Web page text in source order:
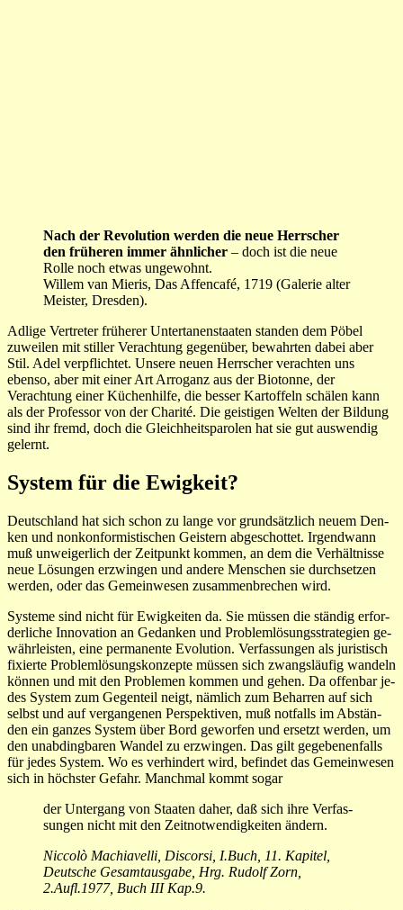
Nach der Revolution werden die neue Herrscher
den früheren immer ähnlicher – doch ist die neue
Rolle noch etwas ungewohnt.
Willem van Mieris, Das Affencafé, 1719 (Galerie alter
Meister, Dresden).
Adlige Vertreter früherer Untertanenstaaten standen dem Pöbel
zuweilen mit stiller Verachtung gegenüber, bewahrten dabei aber
Stil. Adel verpflichtet. Unsere neuen Herrscher verachten uns
ebenso, aber mit einer Art Arroganz aus der Biotonne, der
Verachtung einer Küchenhilfe, die besser Kartoffeln schälen kann
als der Professor von der Charité. Die geistigen Welten der Bildung
sind ihr fremd, doch die Gleichheitsparolen hat sie gut auswendig
gelernt.
System für die Ewigkeit?
Deutschland hat sich schon zu lange vor grundsätz­lich neuem Den­­
ken und non­kon­formisti­schen Gei­stern ab­ge­schottet. Irgendwann
muß un­weigerlich der Zeit­punkt kom­­men, an dem die Verhält­nisse
neue Lösungen erzwingen und andere Me­n­sc­hen sie durchsetzen
wer­den, oder das Gemein­wesen zu­sam­­men­bre­chen wird.
Systeme sind nicht für Ewigkeiten da. Sie müssen die stän­dig er­for­
der­­li­che Inno­va­tion an Ge­danken und Problemlö­sungsstrate­gien ge­­
währ­­leisten, eine per­manente Evo­lu­tion. Ver­fas­sungen als juristisch
fi­xier­­te Pro­blem­lö­sungs­kon­zepte müssen sich zwangs­läufig wan­deln
kön­­nen und mit den Pro­ble­men kommen und gehen. Da offen­bar je­
des Sy­­­stem zum Geg­en­teil neigt, näm­lich zum Beharren auf sich
selbst und auf vergangenen Per­spektiven, muß notfalls im Ab­stän­
den ein ganzes Sy­stem über Bord geworfen und er­setzt wer­den, um
den unabdingba­ren Wan­del zu erzwin­gen. Das gilt ge­gebe­nenfalls
für je­des System. Wo es verhin­dert wird, befindet das Ge­meinwe­sen
sich in höch­ster Ge­­fahr. Manchmal kommt so­gar
der Untergang von Staa­­ten da­her, daß sich ihre Verfas­
sun­gen nicht mit den Zeitnot­wen­dig­­keiten ändern.
Nic­colò Machiavelli, Discorsi, I.Buch, 11. Kapitel,
Deutsche Ge­samtaus­gabe, Hrg. Ru­dolf Zorn,
2.Aufl.1977, Buch III Kap.9.